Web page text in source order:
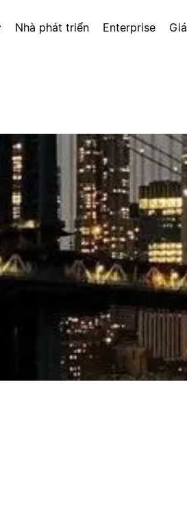
Nhà phát triển Enterprise Giá